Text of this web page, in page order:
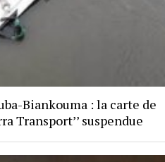
Biankouma : la carte de
Transport’’ suspendue